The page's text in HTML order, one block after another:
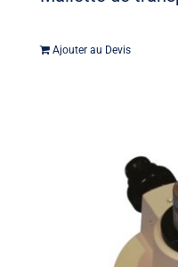
Ajouter au Devis